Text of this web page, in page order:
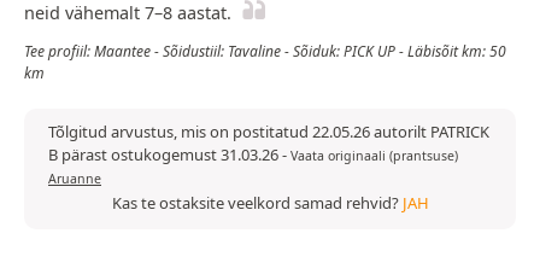
neid vähemalt 7–8 aastat.
Tee profiil: Maantee - Sõidustiil: Tavaline - Sõiduk: PICK UP - Läbisõit km: 50
km
Tõlgitud arvustus, mis on postitatud 22.05.26 autorilt PATRICK
B pärast ostukogemust 31.03.26- Vaata originaali (prantsuse)
Aruanne
Kas te ostaksite veelkord samad rehvid? JAH